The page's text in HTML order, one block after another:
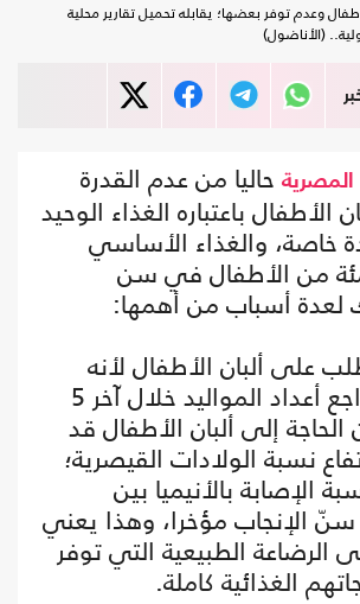
وعدم توفر بعضها؛ يقابله تحميل تقارير محلية
(الأناضول)
المصرية حاليا من عدم القدرة
الأطفال باعتباره الغذاء الوحيد
خاصة، والغذاء الأساسي
12 بالمئة من الأطفال في سن
لعدة أسباب من أهمها:
على ألبان الأطفال لأنه
وبالرغم من تراجع أعداد المواليد خلال آخر 5
إلى ألبان الأطفال قد
نسبة الولادات القيصرية؛
الإصابة بالأنيميا بين
الإنجاب مؤخرا، وهذا يعني
الرضاعة الطبيعية التي توفر
الغذائية كاملة.